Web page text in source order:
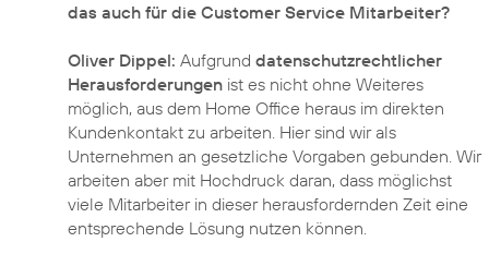
das auch für die Customer Service Mitarbeiter?
Oliver Dippel: Aufgrund datenschutzrechtlicher
Herausforderungen ist es nicht ohne Weiteres
möglich, aus dem Home Office heraus im direkten
Kundenkontakt zu arbeiten. Hier sind wir als
Unternehmen an gesetzliche Vorgaben gebunden. Wir
arbeiten aber mit Hochdruck daran, dass möglichst
viele Mitarbeiter in dieser herausfordernden Zeit eine
entsprechende Lösung nutzen können.